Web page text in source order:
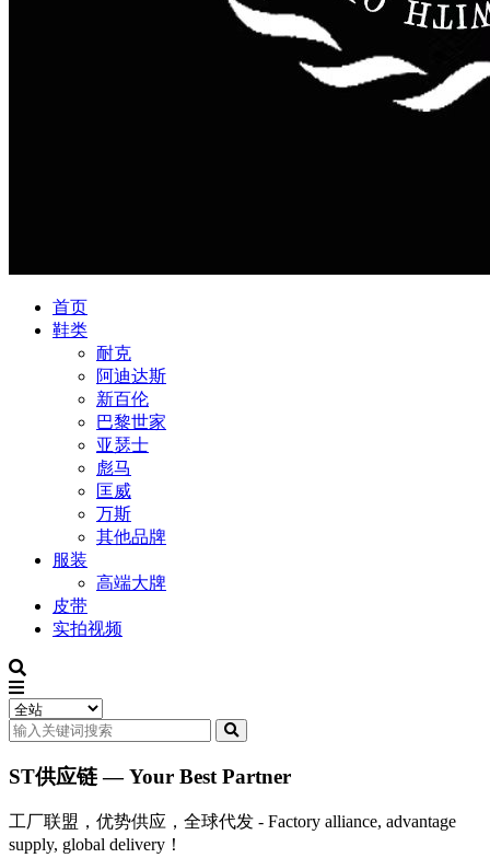
首页
鞋类
耐克
阿迪达斯
新百伦
巴黎世家
亚瑟士
彪马
匡威
万斯
其他品牌
服装
高端大牌
皮带
实拍视频
ST供应链 — Your Best Partner
工厂联盟，优势供应，全球代发 - Factory alliance, advantage
supply, global delivery！